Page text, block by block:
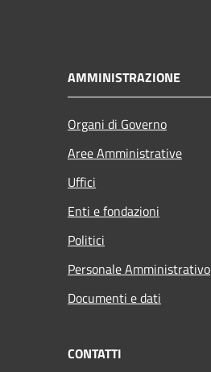
AMMINISTRAZIONE
Organi di Governo
Aree Amministrative
Uffici
Enti e fondazioni
Politici
Personale Amministrativo
Documenti e dati
CONTATTI